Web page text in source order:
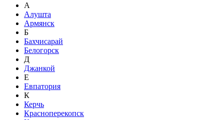
А
Алушта
Армянск
Б
Бахчисарай
Белогорск
Д
Джанкой
Е
Евпатория
К
Керчь
Красноперекопск